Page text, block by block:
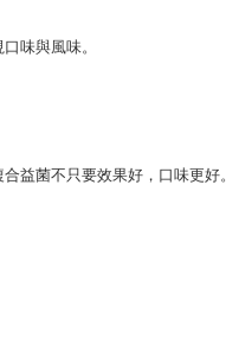
味與風味。
益菌不只要效果好，口味更好。